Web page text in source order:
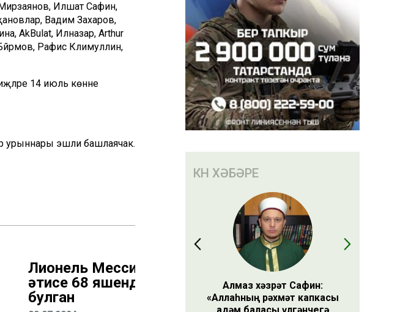
Илшат Сафин,
Вадим Захаров,
AkBulat, Илназар, Arthur
Рафис Кәлимуллин,
14 июль көнне
урыннары эшли башлаячак.
Лионель Мессиның
әтисе 68 яшендә вафат
булган
КӨН ХӘБӘРЕ
Алмаз хәзрәт Сафин:
«Аллаһның рәхмәт капкасы